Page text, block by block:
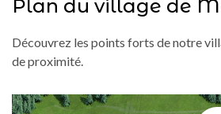
Plan du village de
Découvrez les points forts de notre
de proximité.